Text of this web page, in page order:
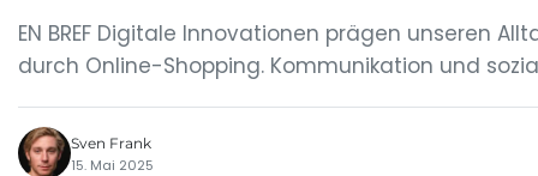
EN BREF Digitale Innovationen prägen unseren
durch Online-Shopping. Kommunikation und
Sven Frank
15. Mai 2025